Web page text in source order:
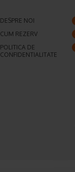
DESPRE NOI
CUM REZERV
POLITICA DE
CONFIDENTIALITATE